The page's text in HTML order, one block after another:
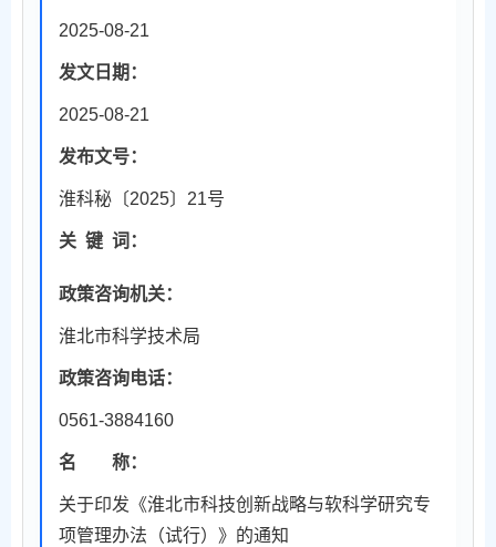
2025-08-21
发文日期：
2025-08-21
发布文号：
淮科秘〔2025〕21号
关 键 词：
政策咨询机关：
淮北市科学技术局
政策咨询电话：
0561-3884160
名 称：
关于印发《淮北市科技创新战略与软科学研究专
项管理办法（试行）》的通知